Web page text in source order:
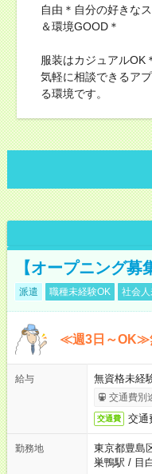
自由＊自分の好きな
＆環境GOOD＊
服装はカジュアルOK
気軽に相談できるア
る環境です。
【オープニング
派遣 職種未経験OK 社会
≪週3日～OK≫
給与 無資格未経
交通費別
交通費 交通
勤務地
東京都豊島
巣鴨駅 / 目